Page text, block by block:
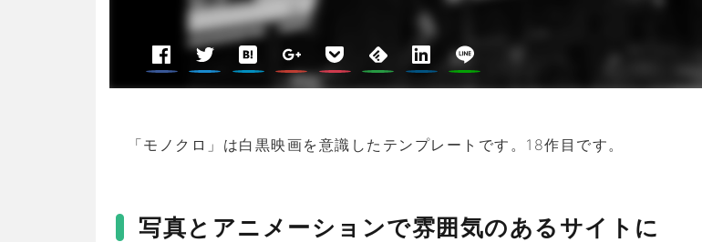
「モノクロ」は白黒映画を意識したテンプレートです。18作目です。
写真とアニメーションで雰囲気のあるサイトに